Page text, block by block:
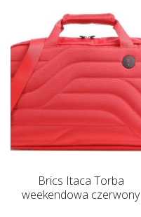
Brics Itaca Torba
weekendowa czerwony